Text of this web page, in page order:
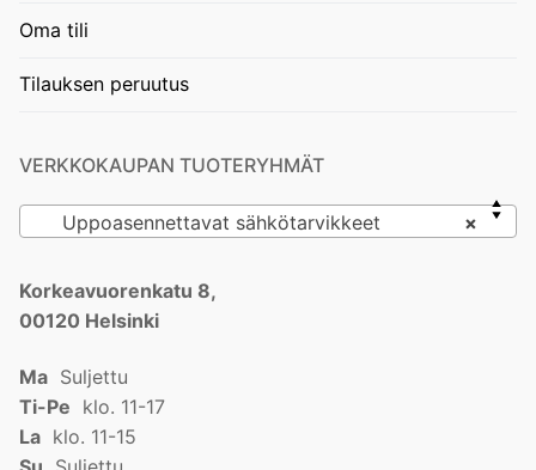
Oma tili
Tilauksen peruutus
VERKKOKAUPAN TUOTERYHMÄT
×
Uppoasennettavat sähkötarvikkeet
Korkeavuorenkatu 8,
00120 Helsinki
Ma Suljettu
Ti-Pe klo. 11-17
La klo. 11-15